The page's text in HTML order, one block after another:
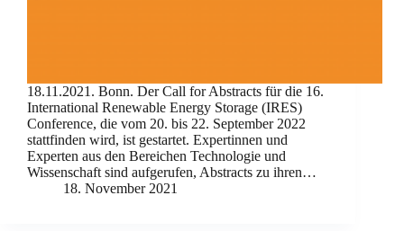
18.11.2021. Bonn. Der Call for Abstracts für die 16.
International Renewable Energy Storage (IRES)
Conference, die vom 20. bis 22. September 2022
stattfinden wird, ist gestartet. Expertinnen und
Experten aus den Bereichen Technologie und
Wissenschaft sind aufgerufen, Abstracts zu ihren…
18. November 2021